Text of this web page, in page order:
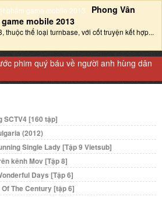
Phong Vân
mobile 2013‎
thuộc thể loại turnbase, với cốt truyện kết hợp...
phim quý báu về người anh hùng dân
SCTV4 [160 tập]
(2012)
Single Lady [Tập 9 Vietsub]
kênh Mov [Tập 8]
Days [Tập 6]
The Century [tập 6]